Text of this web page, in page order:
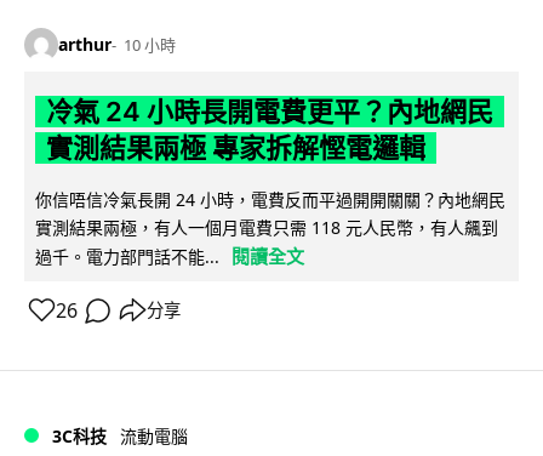
arthur 10 小時
冷氣 24 小時長開電費更平？內地網民
實測結果兩極 專家拆解慳電邏輯
你信唔信冷氣長開 24 小時，電費反而平過開開關關？內地網民
實測結果兩極，有人一個月電費只需 118 元人民幣，有人飆到
過千。電力部門話不能...
閱讀全文
26 分享
3C科技 流動電腦